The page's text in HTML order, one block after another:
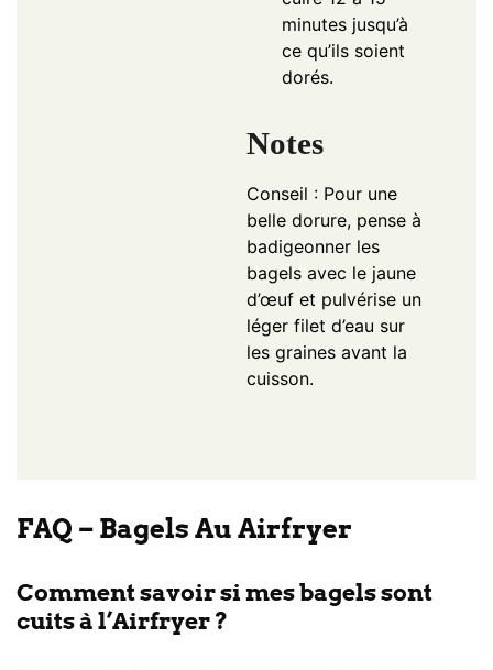
minutes jusqu’à
ce qu’ils soient
dorés.
Notes
Conseil : Pour une
belle dorure, pense à
badigeonner les
bagels avec le jaune
d’œuf et pulvérise un
léger filet d’eau sur
les graines avant la
cuisson.
FAQ – Bagels Au Airfryer
Comment savoir si mes bagels sont
cuits à l’Airfryer ?